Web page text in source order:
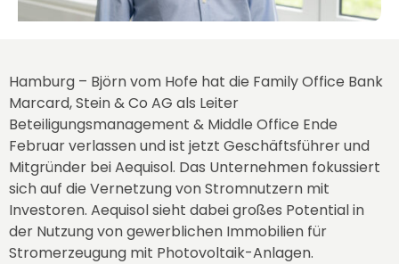
Hamburg – Björn vom Hofe hat die Family Office Bank
Marcard, Stein & Co AG als Leiter
Beteiligungsmanagement & Middle Office Ende
Februar verlassen und ist jetzt Geschäftsführer und
Mitgründer bei Aequisol. Das Unternehmen fokussiert
sich auf die Vernetzung von Stromnutzern mit
Investoren. Aequisol sieht dabei großes Potential in
der Nutzung von gewerblichen Immobilien für
Stromerzeugung mit Photovoltaik-Anlagen.